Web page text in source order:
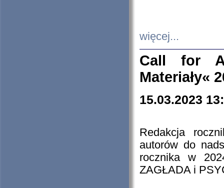
więcej...
Call for
Materiały«
15.03.2023
Redakcja
autorów do
rocznika w
ZAGŁADA i